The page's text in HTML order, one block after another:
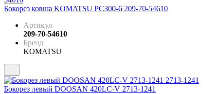
Бокорез ковша KOMATSU PC300-6 209-70-54610
Артикул
209-70-54610
Бренд
KOMATSU
Бокорез левый DOOSAN 420LC-V 2713-1241